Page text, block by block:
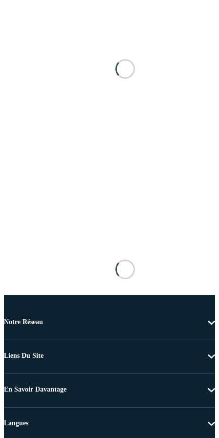
Notre Réseau
Liens Du Site
En Savoir Davantage
Langues